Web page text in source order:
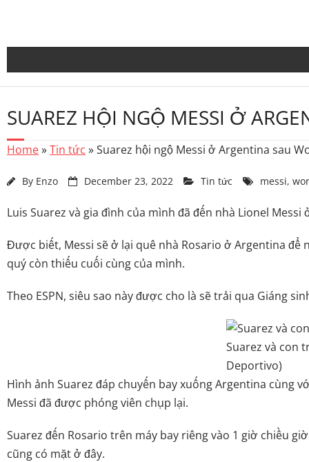
content
SUAREZ HỘI NGỘ MESSI Ở
Home»Tin tức »Suarez hội ngộ Messi ở Argentina sau
By Enzo December 23, 2022 Tin tức messi,
Luis Suarez và gia đình của mình đã đến nhà Lionel
Được biết, Messi sẽ ở lại quê nhà Rosario ở Argentina
quý còn thiếu cuối cùng của mình.
Theo ESPN, siêu sao này được cho là sẽ trải qua Giáng
Suarez và con
Deportivo)
Hình ảnh Suarez đáp chuyến bay xuống Argentina cùng
Messi đã được phóng viên chụp lại.
Suarez đến Rosario trên máy bay riêng vào 1 giờ chiều
cũng có mặt ở đây.